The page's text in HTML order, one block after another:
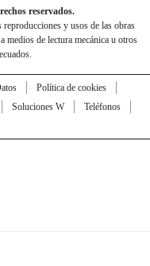
reservados.
y usos de las obras
medios de lectura mecánica u otros
Política de cookies
Soluciones W
Teléfonos